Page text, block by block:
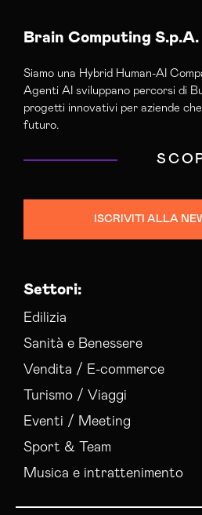
Brain Computing S.p.A.
Siamo una Hybrid Human-AI
Agenti AI sviluppano percorsi di
progetti innovativi per aziende
futuro.
ISCRIVITI ALLA
Settori:
Edilizia
Sanità e Benessere
Vendita / E-commerce
Turismo / Viaggi
Eventi / Meeting
Sport & Team
Musica e intrattenimento